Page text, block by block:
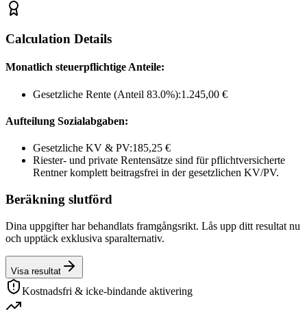
Calculation Details
Monatlich steuerpflichtige Anteile:
Gesetzliche Rente (Anteil 83.0%):1.245,00 €
Aufteilung Sozialabgaben:
Gesetzliche KV & PV:185,25 €
Riester- und private Rentensätze sind für pflichtversicherte
Rentner komplett beitragsfrei in der gesetzlichen KV/PV.
Beräkning slutförd
Dina uppgifter har behandlats framgångsrikt. Lås upp ditt resultat nu
och upptäck exklusiva sparalternativ.
Visa resultat
Kostnadsfri & icke-bindande aktivering